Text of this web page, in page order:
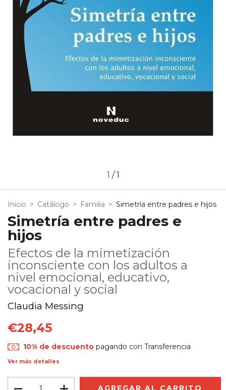
1 /1
Inicio > Catálogo > Familia > Simetría entre padres e hijos
Simetría entre padres e
hijos
Efectos de la mimetización
inconsciente con los adultos a
nivel emocional, educativo,
vocacional y social
Claudia Messing
€28,45
10% de descuento pagando con Transferencia
Ver más detalles